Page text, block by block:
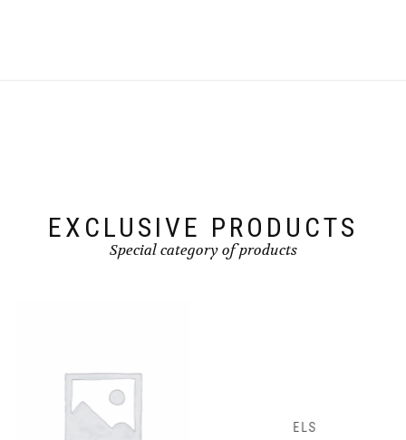
EXCLUSIVE PRODUCTS
Special category of products
ELS